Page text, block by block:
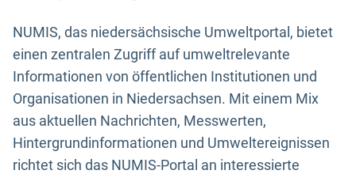
NUMIS, das niedersächsische Umweltportal, bietet
einen zentralen Zugriff auf umweltrelevante
Informationen von öffentlichen Institutionen und
Organisationen in Niedersachsen. Mit einem Mix
aus aktuellen Nachrichten, Messwerten,
Hintergrundinformationen und Umweltereignissen
richtet sich das NUMIS-Portal an interessierte